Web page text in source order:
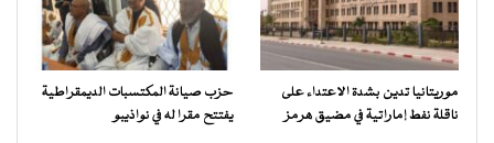
موريتانيا تدين بشدة الاعتداء على
ناقلة نفط إماراتية في مضيق هرمز
حزب صيانة المكتسبات الديمقراطية
يفتتح مقرا له في نواذيبو